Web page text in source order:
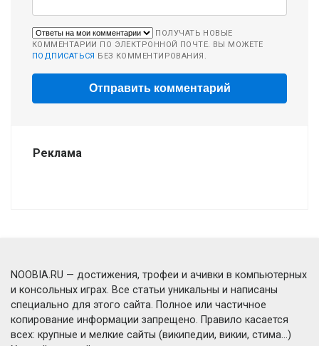
ПОЛУЧАТЬ НОВЫЕ
КОММЕНТАРИИ ПО ЭЛЕКТРОННОЙ ПОЧТЕ. ВЫ МОЖЕТЕ
ПОДПИСАТЬСЯ БЕЗ КОММЕНТИРОВАНИЯ.
Реклама
NOOBIA.RU — достижения, трофеи и ачивки в компьютерных
и консольных играх. Все статьи уникальны и написаны
специально для этого сайта. Полное или частичное
копирование информации запрещено. Правило касается
всех: крупные и мелкие сайты (википедии, викии, стима...)